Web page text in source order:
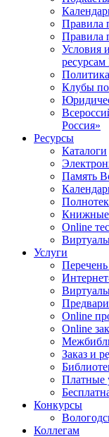
Правила
Правила
Условия
Клубы по
Россия»
Ресурсы
Каталоги
Память
Книжные
Online
Услуги
Online
Online
Заказ и
Платные
Конкурсы
Коллегам